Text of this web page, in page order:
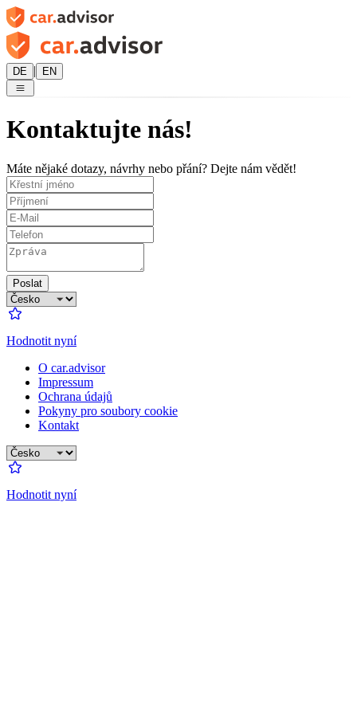
DE | EN
Kontaktujte nás!
Máte nějaké dotazy, návrhy nebo přání? Dejte nám vědět!
Poslat
Hodnotit nyní
O car.advisor
Impressum
Ochrana údajů
Pokyny pro soubory cookie
Kontakt
Hodnotit nyní